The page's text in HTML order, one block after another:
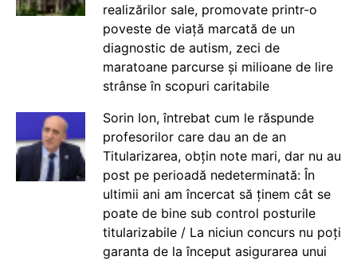
realizărilor sale, promovate printr-o
poveste de viață marcată de un
diagnostic de autism, zeci de
maratoane parcurse și milioane de lire
strânse în scopuri caritabile
Sorin Ion, întrebat cum le răspunde
profesorilor care dau an de an
Titularizarea, obțin note mari, dar nu au
post pe perioadă nedeterminată: În
ultimii ani am încercat să ținem cât se
poate de bine sub control posturile
titularizabile / La niciun concurs nu poți
garanta de la început asigurarea unui